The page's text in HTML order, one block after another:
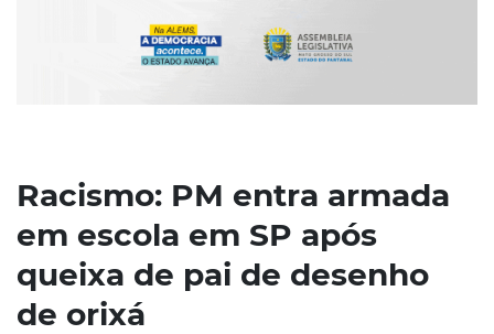
Racismo: PM entra armada
em escola em SP após
queixa de pai de desenho
de orixá